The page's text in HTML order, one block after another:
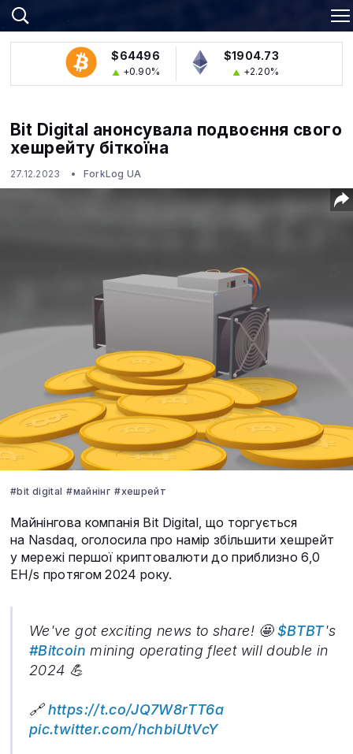
$64496
+0.90%
$1904.73
+2.20%
Bit Digital анонсувала подвоєння свого
хешрейту біткоїна
27.12.2023 ForkLog UA
#bit digital #майнінг #хешрейт
Майнінгова компанія Bit Digital, що торгується
на Nasdaq, оголосила про намір збільшити хешрейт
у мережі першої криптовалюти до приблизно 6,0
EH/s протягом 2024 року.
We've got exciting news to share! 🤩$BTBT's
#Bitcoin mining operating fleet will double in
2024 💪
🔗https://t.co/JQ7W8rTT6a
pic.twitter.com/hchbiUtVcY